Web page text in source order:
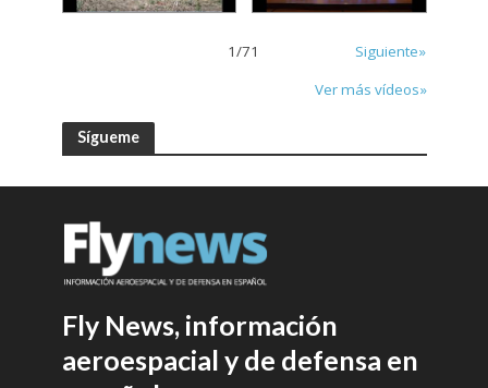
1/71
Siguiente»
Ver más vídeos»
Sígueme
Fly News, información
aeroespacial y de defensa en